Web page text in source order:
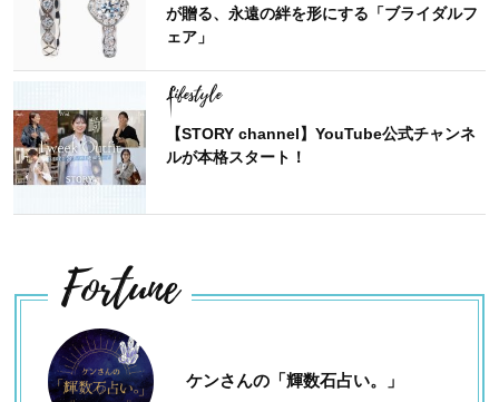
が贈る、永遠の絆を形にする「ブライダルフ
ェア」
Lifestyle
【STORY channel】YouTube公式チャンネ
ルが本格スタート！
Fortune
ケンさんの「輝数石占い。」